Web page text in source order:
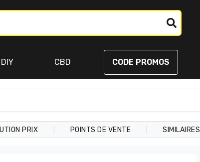
DIY CBD CODE PROMOS
PRIX POINTS DE VENTE SIMILAIRES